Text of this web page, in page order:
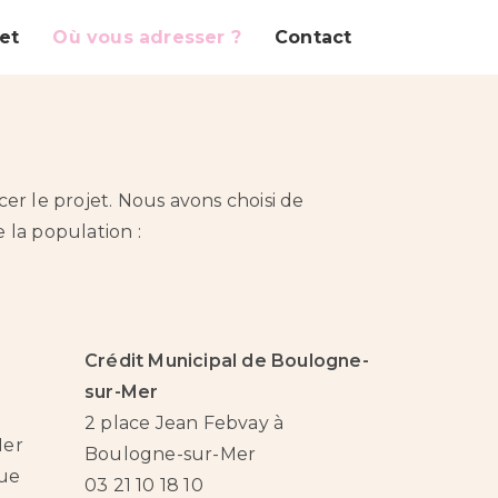
Où vous adresser ? Contact
le projet. Nous avons choisi de
la population :
Crédit Municipal de Boulogne-
sur-Mer
2 place Jean Febvay à
Boulogne-sur-Mer
03 21 10 18 10